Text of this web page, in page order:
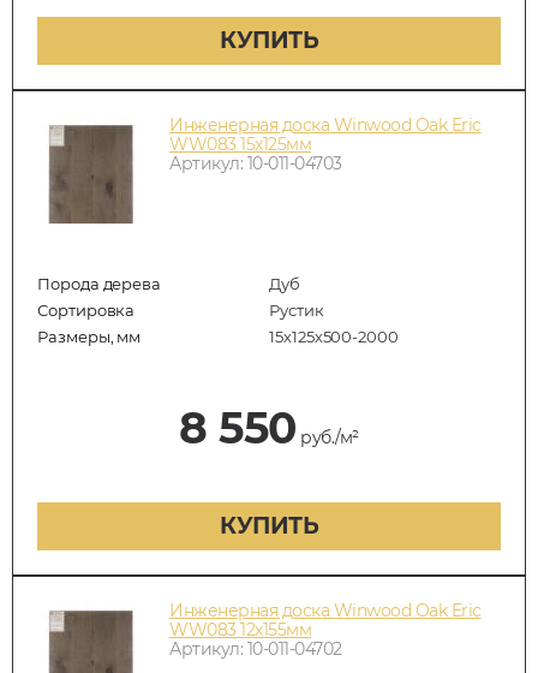
КУПИТЬ
Инженерная доска Winwood Oak Eric
WW083 15х125мм
Артикул: 10-011-04703
Порода дерева
Дуб
Сортировка
Рустик
Размеры, мм
15х125х500-2000
8 550 руб./м²
КУПИТЬ
Инженерная доска Winwood Oak Eric
WW083 12х155мм
Артикул: 10-011-04702